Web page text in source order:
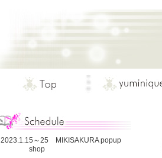
2023.1.15～25 MIKISAKURA popup
shop